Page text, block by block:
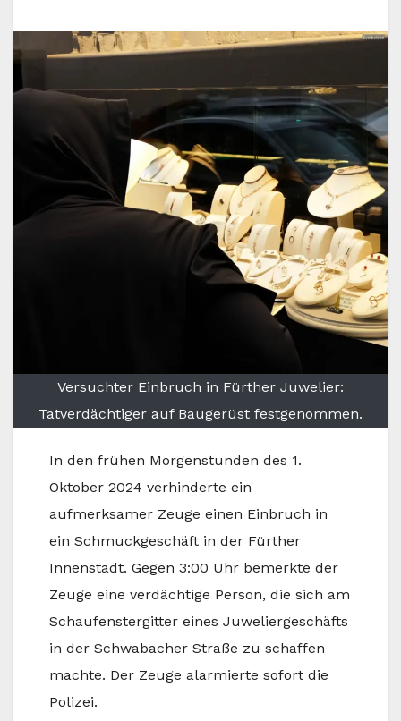
Versuchter Einbruch in Fürther Juwelier:
Tatverdächtiger auf Baugerüst festgenommen.
In den frühen Morgenstunden des 1.
Oktober 2024 verhinderte ein
aufmerksamer Zeuge einen Einbruch in
ein Schmuckgeschäft in der Fürther
Innenstadt. Gegen 3:00 Uhr bemerkte der
Zeuge eine verdächtige Person, die sich am
Schaufenstergitter eines Juweliergeschäfts
in der Schwabacher Straße zu schaffen
machte. Der Zeuge alarmierte sofort die
Polizei.